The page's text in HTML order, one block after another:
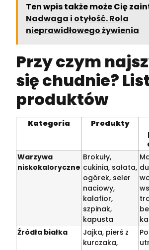
Ten wpis także może Cię
Nadwaga i otyłość. Rola
nieprawidłowego żywienia
Przy czym
się chudnie?
produktów
Kategoria Produkty
Warzywa
niskokaloryczne
Brokuły,
cukinia, sałata,
ogórek, seler
naciowy,
kalafior,
szpinak,
kapusta
Źródła białka
Jajka, pierś z
kurczaka,